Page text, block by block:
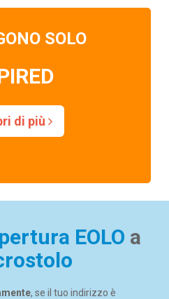
SOLO
di più
EOLO a
, se il tuo indirizzo è